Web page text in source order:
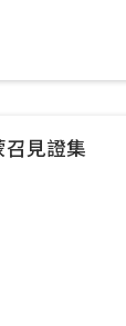
見證集